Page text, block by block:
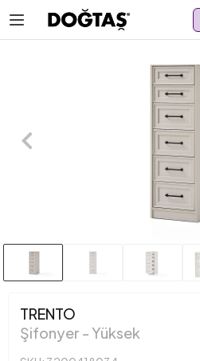
TRENTO
Şifonyer - Yüksek